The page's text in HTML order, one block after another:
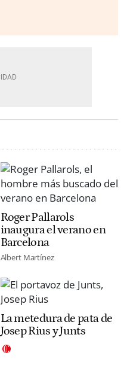
Roger Pallarols
inaugura el verano en
Barcelona
Albert Martínez
La metedura de pata de
Josep Rius y Junts